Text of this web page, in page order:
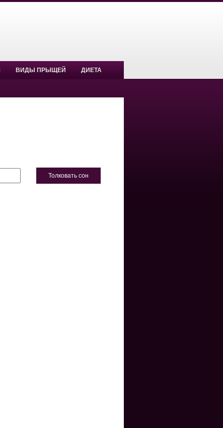
ВИДЫ ПРЫЩЕЙ ДИЕТА
Толковать сон